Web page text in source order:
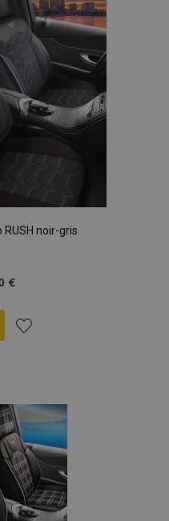
d'achats
RUSH noir-gris
€
liste
d'achats